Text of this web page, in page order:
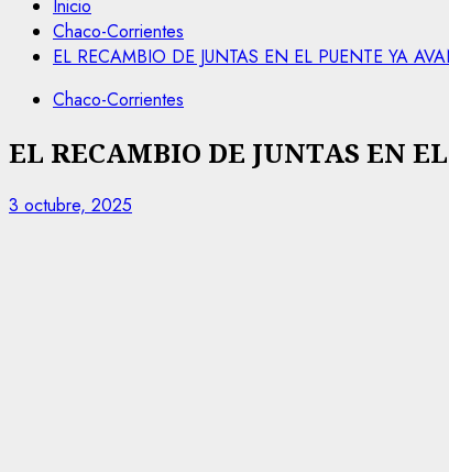
Inicio
Chaco-Corrientes
EL RECAMBIO DE JUNTAS EN EL PUENTE YA
Chaco-Corrientes
EL RECAMBIO DE JUNTAS EN
3 octubre, 2025